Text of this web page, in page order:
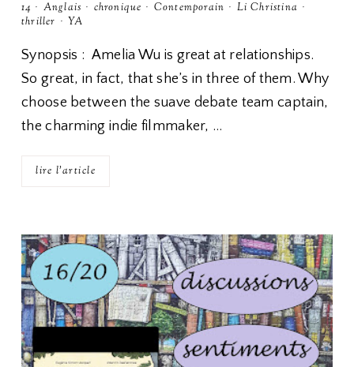
14 · Anglais · chronique · Contemporain · Li Christina ·
thriller · YA
Synopsis : Amelia Wu is great at relationships.
So great, in fact, that she’s in three of them. Why
choose between the suave debate team captain,
the charming indie filmmaker, …
lire l'article